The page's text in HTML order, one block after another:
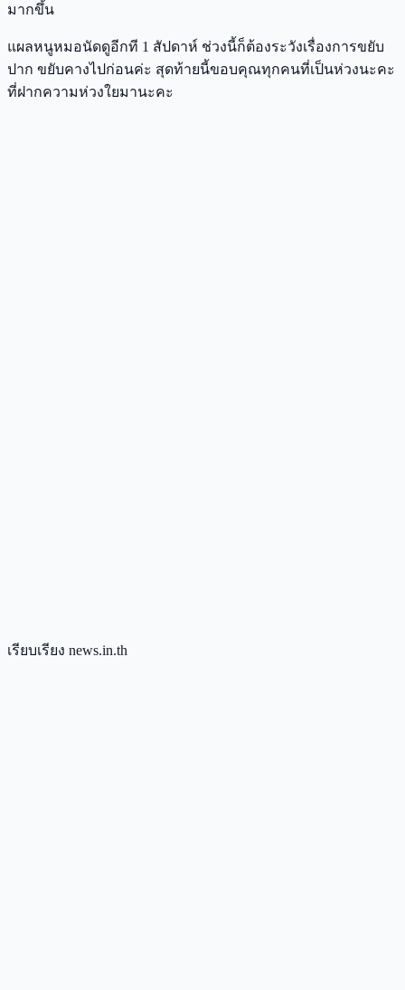
มากขึ้น
แผลหนูหมอนัดดูอีกที 1 สัปดาห์ ช่วงนี้ก็ต้องระวังเรื่องการขยับ
ปาก ขยับคางไปก่อนค่ะ สุดท้ายนี้ขอบคุณทุกคนที่เป็นห่วงนะคะ
ที่ฝากความห่วงใยมานะคะ
เรียบเรียง news.in.th